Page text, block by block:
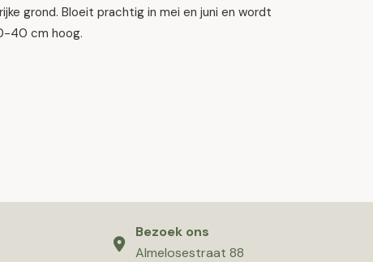
grond. Bloeit prachtig in mei en juni en wordt
40 cm hoog.
Bezoek ons
Almelosestraat 88